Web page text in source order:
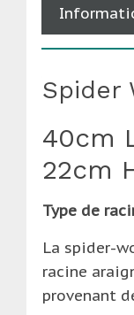
Spider
40cm
22cm
Type de
La spider-
racine
provenant